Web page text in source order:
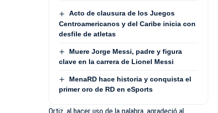
Acto de clausura de los Juegos
Centroamericanos y del Caribe inicia con
desfile de atletas
Muere Jorge Messi, padre y figura
clave en la carrera de Lionel Messi
MenaRD hace historia y conquista el
primer oro de RD en eSports